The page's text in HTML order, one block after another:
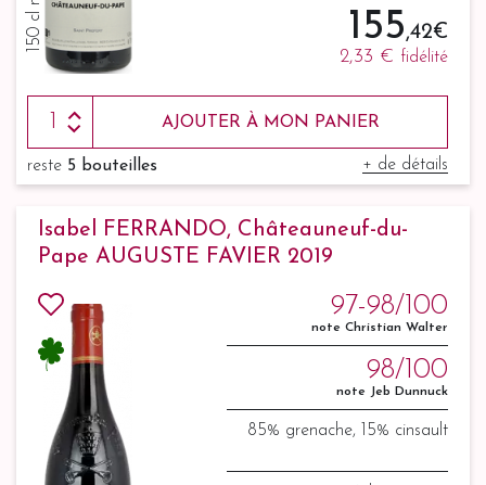
155,42 €
2,33 € fidélité
AJOUTER À MON PANIER
reste 5 bouteilles + de détails
Isabel FERRANDO, Châteauneuf-du-
Pape AUGUSTE FAVIER 2019
97-98/100
note Christian Walter
98/100
note Jeb Dunnuck
85% grenache, 15% cinsault